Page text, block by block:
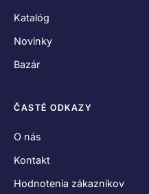
Katalóg
Novinky
Bazár
ČASTÉ ODKAZY
O nás
Kontakt
Hodnotenia zákazníkov